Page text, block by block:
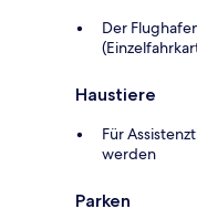
Der
Haustiere
Für
werden
Parken